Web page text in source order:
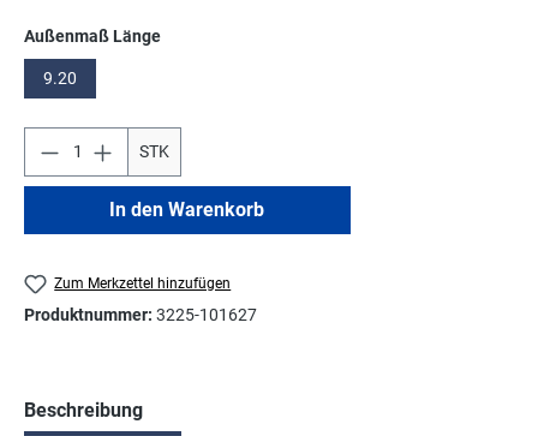
Außenmaß Längeauswählen
9.20
STK
In den Warenkorb
Zum Merkzettel hinzufügen
Produktnummer: 3225-101627
Beschreibung